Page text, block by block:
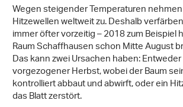
Wegen steigender Temperaturen
Hitzewellen weltweit zu. Deshalb
immer öfter vorzeitig – 2018 zum Beispiel
Raum Schaffhausen schon Mitte August
Das kann zwei Ursachen haben:
vorgezogener Herbst, wobei der Baum
kontrolliert abbaut und abwirft, oder ein
das Blatt zerstört.